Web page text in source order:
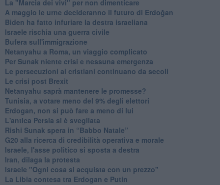
La "Marcia dei vivi" per non dimenticare
A maggio le urne decideranno il futuro di Erdoğan
Biden ha fatto infuriare la destra israeliana
Israele rischia una guerra civile
Bufera sull'immigrazione
Netanyahu a Roma, un viaggio complicato
Per Sunak niente crisi e nessuna emergenza
Le persecuzioni ai cristiani continuano da secoli
Le crisi post Brexit
Netanyahu saprà mantenere le promesse?
Tunisia, a votare meno del 9% degli elettori
Erdogan, non si può fare a meno di lui
L'antica Persia si è svegliata
Rishi Sunak spera in “Babbo Natale”
G20 alla ricerca di credibilità operativa e morale
Israele, l'asse politico si sposta a destra
Iran, dilaga la protesta
Israele "Ogni cosa si acquista con un prezzo"
La Libia contesa tra Erdogan e Putin